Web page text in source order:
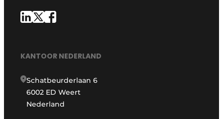
KANTOOR NEDERLAND
Schatbeurderlaan 6
6002 ED Weert
Nederland